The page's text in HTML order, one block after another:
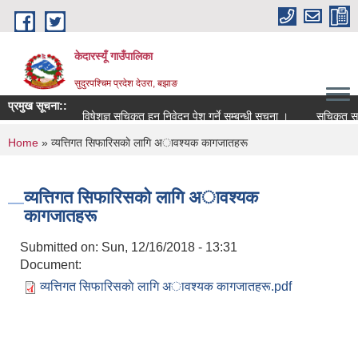
Skip to main content
केदारस्यूँ गाउँपालिका
सुदुरपश्चिम प्रदेश देउरा, बझाङ
प्रमुख सूचना::
विषेशज्ञ सूचिकृत हुन निवेदन पेश गर्ने सम्बन्धी सूचना ।
सूचिकृत
You are here
Home » व्यत्तिगत सिफारिसकाे लागि अावश्यक कागजातहरू
व्यत्तिगत सिफारिसकाे लागि अावश्यक
कागजातहरू
Submitted on: Sun, 12/16/2018 - 13:31
Document:
व्यत्तिगत सिफारिसकाे लागि अावश्यक कागजातहरू.pdf